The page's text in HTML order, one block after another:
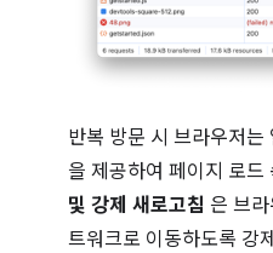
반복 방문 시 브라우저는
을 제공하여 페이지 로드
및 강제 새로고침 은 브
트워크로 이동하도록 강